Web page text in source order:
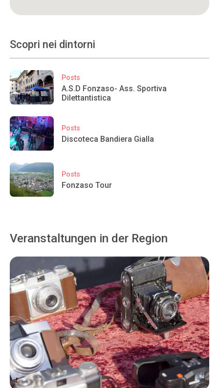
Scopri nei dintorni
Posts
A.S.D Fonzaso- Ass. Sportiva
Dilettantistica
Posts
Discoteca Bandiera Gialla
Posts
Fonzaso Tour
Veranstaltungen in der Region